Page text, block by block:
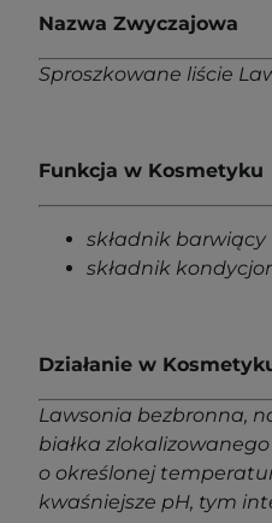
Nazwa Zwyczajowa
Sproszkowane liście
Funkcja w Kosmetyku
składnik barwiący
składnik
Działanie w
Lawsonia bezbronna,
białka
o określonej
kwaśniejsze pH, tym